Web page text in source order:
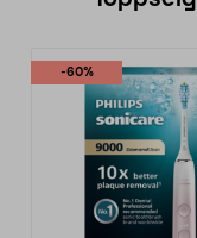
-60%